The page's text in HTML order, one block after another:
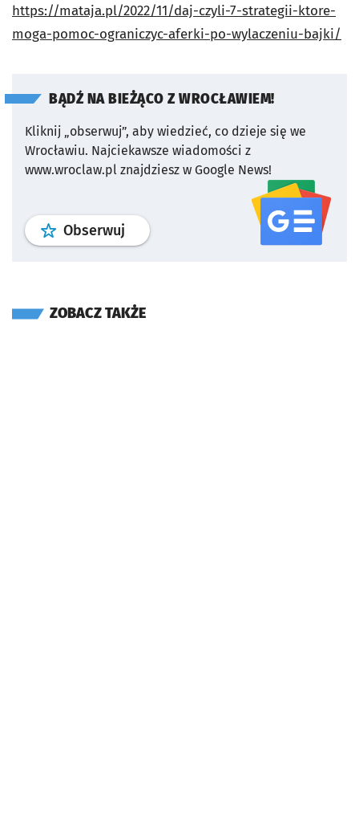
https://mataja.pl/2022/11/daj-czyli-7-strategii-ktore-
moga-pomoc-ograniczyc-aferki-po-wylaczeniu-bajki/
BĄDŹ NA BIEŻĄCO Z WROCŁAWIEM!
Kliknij „obserwuj”, aby wiedzieć, co dzieje się we
Wrocławiu. Najciekawsze wiadomości z
www.wroclaw.pl znajdziesz w Google News!
Obserwuj profil serwisu
ZOBACZ TAKŻE